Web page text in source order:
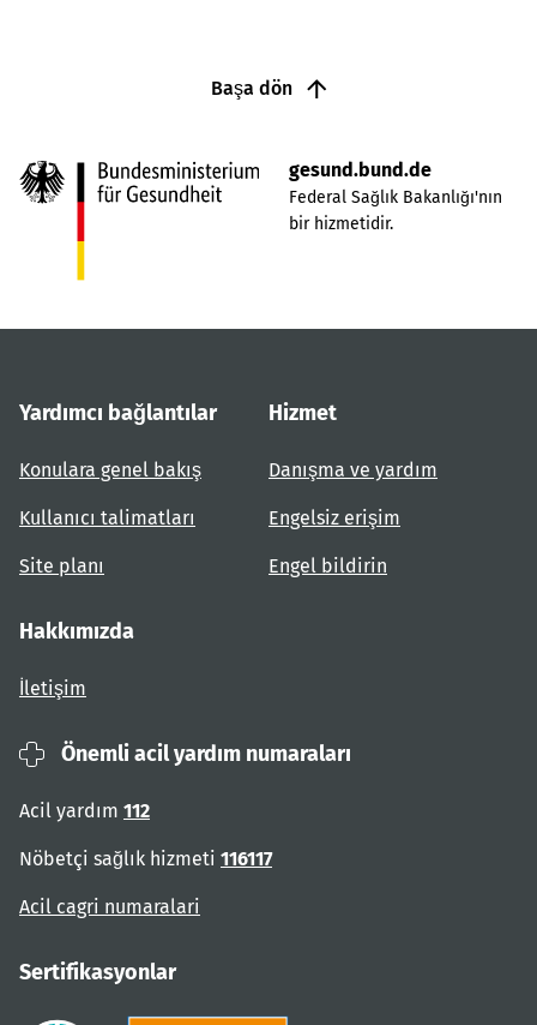
Başa dön
gesund.bund.de
Federal Sağlık Bakanlığı'nın
bir hizmetidir.
Yardımcı bağlantılar
Konulara genel bakış
Kullanıcı talimatları
Site planı
Hizmet
Danışma ve yardım
Engelsiz erişim
Engel bildirin
Hakkımızda
İletişim
Önemli acil yardım numaraları
Acil yardım 112
Nöbetçi sağlık hizmeti 116117
Acil cagri numaralari
Sertifikasyonlar